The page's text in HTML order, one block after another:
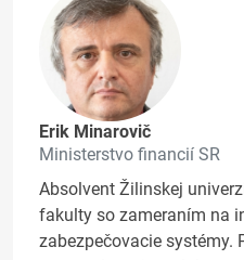
Erik Minarovič
Ministerstvo financií SR
Absolvent Žilinskej
fakulty so zameraním na
zabezpečovacie systémy.